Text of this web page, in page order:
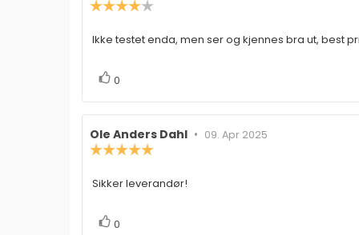
5
Omtaletekst:
Ikke testet enda, men ser og kjennes bra ut, best
Liker
0
Forfatter:
Ole Anders Dahl • Omtaledato:
09. Apr 2025
5
Omtaletekst:
Sikker leverandør!
Liker
0